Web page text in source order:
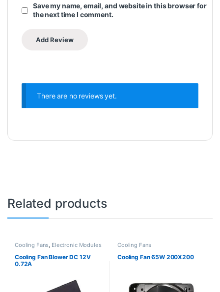
Save my name, email, and website in this browser for
the next time I comment.
There are no reviews yet.
Related products
Cooling Fans, Electronic Modules
Cooling Fan Blower DC 12V
0.72A
Cooling Fans
Cooling Fan 65W 200X200